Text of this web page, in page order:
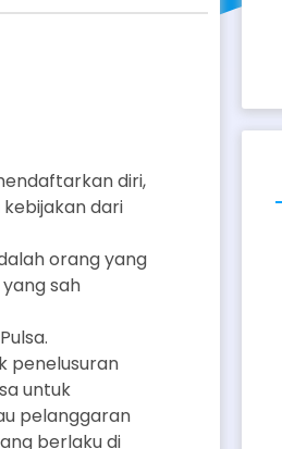
diri,
dari
orang yang
sah
penelusuran
untuk
pelanggaran
berlaku di